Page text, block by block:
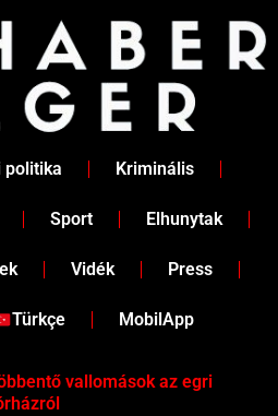
politika Kriminális
Sport Elhunytak
Vidék Press
Türkçe MobilApp
vallomások az egri